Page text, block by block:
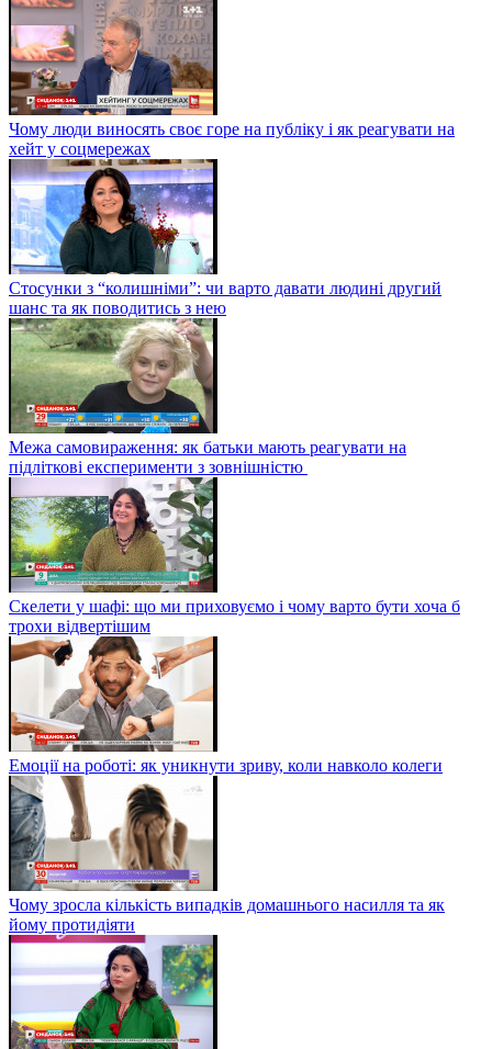
Чому люди виносять своє горе на публіку і як реагувати на
хейт у соцмережах
Стосунки з “колишніми”: чи варто давати людині другий
шанс та як поводитись з нею
Межа самовираження: як батьки мають реагувати на
підліткові експерименти з зовнішністю
Скелети у шафі: що ми приховуємо і чому варто бути хоча б
трохи відвертішим
Емоції на роботі: як уникнути зриву, коли навколо колеги
Чому зросла кількість випадків домашнього насилля та як
йому протидіяти